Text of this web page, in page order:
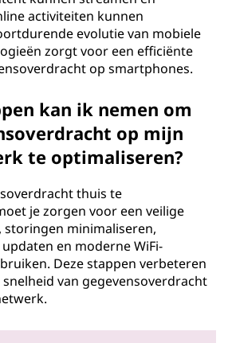
activiteiten kunnen
evolutie van mobiele
zorgt voor een efficiënte
op smartphones.
kan ik nemen om
op mijn
te optimaliseren?
thuis te
je zorgen voor een veilige
storingen minimaliseren,
en moderne WiFi-
Deze stappen verbeteren
van gegevensoverdracht